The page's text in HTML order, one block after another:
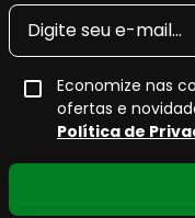
Economize nas
ofertas e
Política de